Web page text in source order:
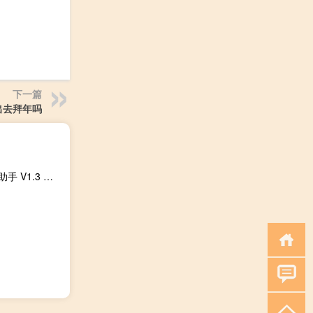
下一篇
拜年吗
火炬之光2Mod管理助手 V1.3 绿色版（火炬之光2Mod管理助手 V1.3 绿色版功能简介）